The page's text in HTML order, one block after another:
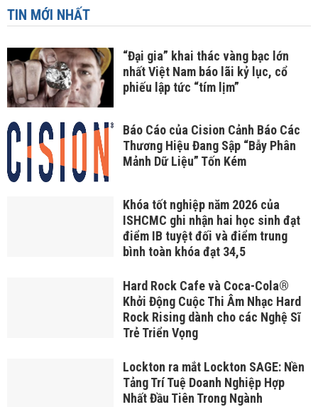
TIN MỚI NHẤT
“Đại gia” khai thác vàng bạc lớn
nhất Việt Nam báo lãi kỷ lục, cổ
phiếu lập tức “tím lịm”
Báo Cáo của Cision Cảnh Báo Các
Thương Hiệu Đang Sập “Bẫy Phân
Mảnh Dữ Liệu” Tốn Kém
Khóa tốt nghiệp năm 2026 của
ISHCMC ghi nhận hai học sinh đạt
điểm IB tuyệt đối và điểm trung
bình toàn khóa đạt 34,5
Hard Rock Cafe và Coca-Cola®
Khởi Động Cuộc Thi Âm Nhạc Hard
Rock Rising dành cho các Nghệ Sĩ
Trẻ Triển Vọng
Lockton ra mắt Lockton SAGE: Nền
Tảng Trí Tuệ Doanh Nghiệp Hợp
Nhất Đầu Tiên Trong Ngành